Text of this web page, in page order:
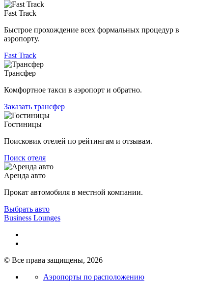
Fast Track
Быстрое прохождение всех формальных процедур в
аэропорту.
Fast Track
Трансфер
Комфортное такси в аэропорт и обратно.
Заказать трансфер
Гостиницы
Поисковик отелей по рейтингам и отзывам.
Поиск отеля
Аренда авто
Прокат автомобиля в местной компании.
Выбрать авто
Business Lounges
© Все права защищены, 2026
Аэропорты по расположению